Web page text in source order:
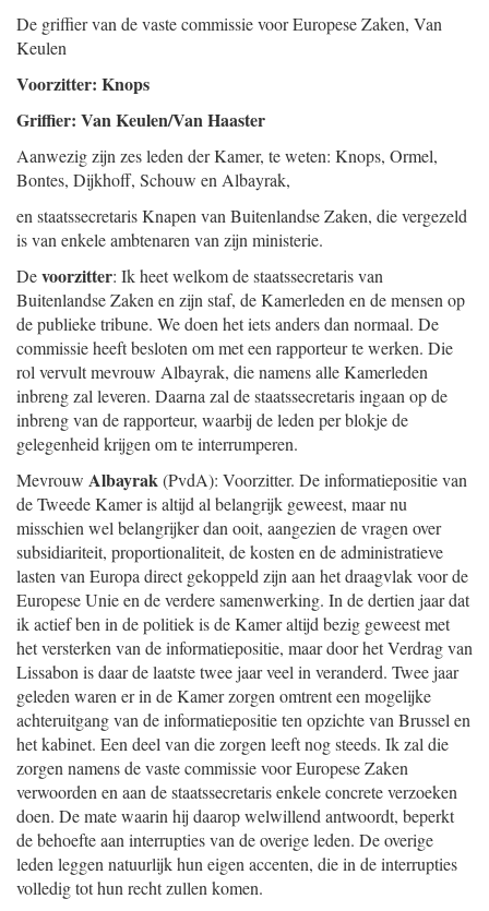
De griffier van de vaste commissie voor Europese Zaken, Van
Keulen
Voorzitter: Knops
Griffier: Van Keulen/Van Haaster
Aanwezig zijn zes leden der Kamer, te weten: Knops, Ormel,
Bontes, Dijkhoff, Schouw en Albayrak,
en staatssecretaris Knapen van Buitenlandse Zaken, die vergezeld
is van enkele ambtenaren van zijn ministerie.
Devoorzitter: Ik heet welkom de staatssecretaris van
Buitenlandse Zaken en zijn staf, de Kamerleden en de mensen op
de publieke tribune. We doen het iets anders dan normaal. De
commissie heeft besloten om met een rapporteur te werken. Die
rol vervult mevrouw Albayrak, die namens alle Kamerleden
inbreng zal leveren. Daarna zal de staatssecretaris ingaan op de
inbreng van de rapporteur, waarbij de leden per blokje de
gelegenheid krijgen om te interrumperen.
Mevrouw Albayrak(PvdA): Voorzitter. De informatiepositie van
de Tweede Kamer is altijd al belangrijk geweest, maar nu
misschien wel belangrijker dan ooit, aangezien de vragen over
subsidiariteit, proportionaliteit, de kosten en de administratieve
lasten van Europa direct gekoppeld zijn aan het draagvlak voor de
Europese Unie en de verdere samenwerking. In de dertien jaar dat
ik actief ben in de politiek is de Kamer altijd bezig geweest met
het versterken van de informatiepositie, maar door het Verdrag van
Lissabon is daar de laatste twee jaar veel in veranderd. Twee jaar
geleden waren er in de Kamer zorgen omtrent een mogelijke
achteruitgang van de informatiepositie ten opzichte van Brussel en
het kabinet. Een deel van die zorgen leeft nog steeds. Ik zal die
zorgen namens de vaste commissie voor Europese Zaken
verwoorden en aan de staatssecretaris enkele concrete verzoeken
doen. De mate waarin hij daarop welwillend antwoordt, beperkt
de behoefte aan interrupties van de overige leden. De overige
leden leggen natuurlijk hun eigen accenten, die in de interrupties
volledig tot hun recht zullen komen.